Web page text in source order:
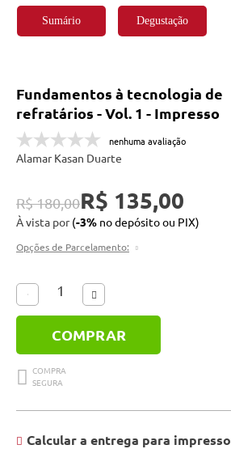
Sumário Degustação
Fundamentos à tecnologia de
refratários - Vol. 1 - Impresso
nenhuma avaliação
Alamar Kasan Duarte
R$ 180,00R$ 135,00
À vista por(-3% no depósito ou PIX)
Opções de Parcelamento:
COMPRAR
Calcular a entrega para impresso